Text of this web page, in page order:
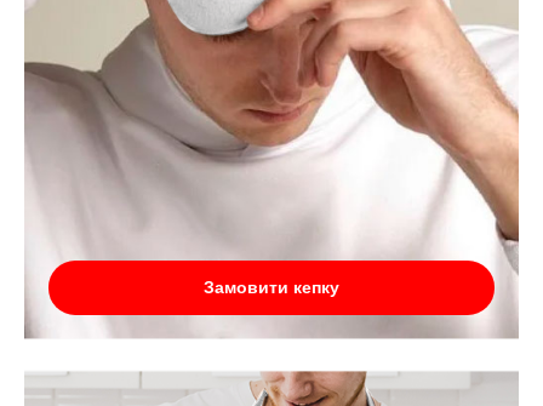
Замовити кепку